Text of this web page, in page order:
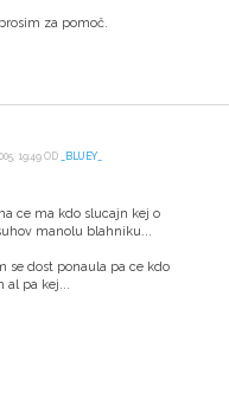
za pomoč.
19:49 OD _BLUEY_
ce ma kdo slucajn kej o
manolu blahniku...
se dost ponaula pa ce kdo
al pa kej...